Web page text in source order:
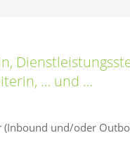
… und …
(Inbound und/oder